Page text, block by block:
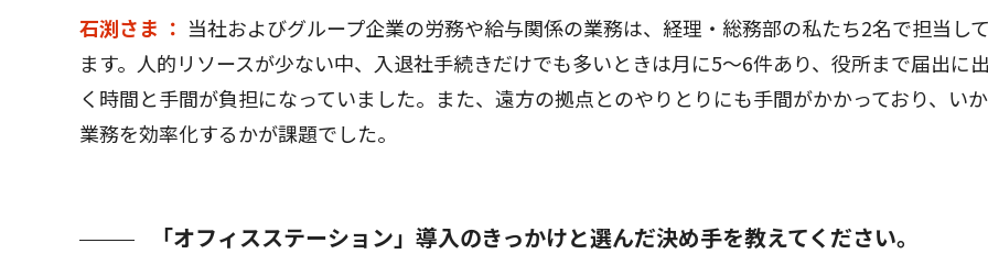
石渕さま ： 当社およびグループ企業の労務や給与関係の業務は、経理・総務部の私たち2名で担当し
ます。人的リソースが少ない中、入退社手続きだけでも多いときは月に5〜6件あり、役所まで届出に
く時間と手間が負担になっていました。また、遠方の拠点とのやりとりにも手間がかかっており、い
業務を効率化するかが課題でした。
「オフィスステーション」導入のきっかけと選んだ決め手を教えてください。